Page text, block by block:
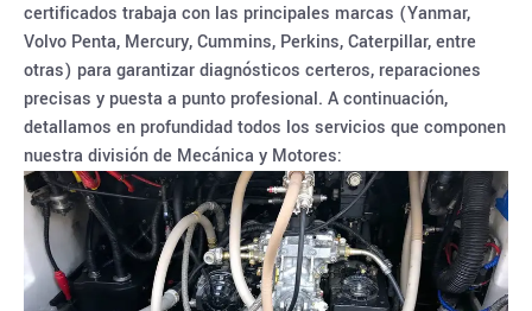
certificados trabaja con las principales marcas (Yanmar,
Volvo Penta, Mercury, Cummins, Perkins, Caterpillar, entre
otras) para garantizar diagnósticos certeros, reparaciones
precisas y puesta a punto profesional. A continuación,
detallamos en profundidad todos los servicios que componen
nuestra división de Mecánica y Motores: